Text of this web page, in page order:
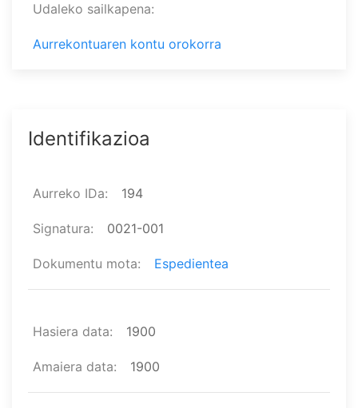
Udaleko sailkapena
Aurrekontuaren kontu orokorra
Identifikazioa
Aurreko IDa 194
Signatura 0021-001
Dokumentu mota Espedientea
Hasiera data 1900
Amaiera data 1900